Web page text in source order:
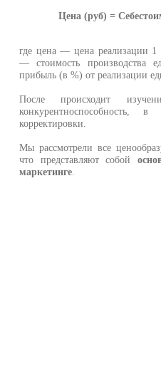
Цена (руб) =
где цена — цена реализации 1
— стоимость производства
прибыль (в %) от реализации
После происходит
конкурентноспособность,
корректировки.
Мы рассмотрели все
что представляют собой
маркетинге